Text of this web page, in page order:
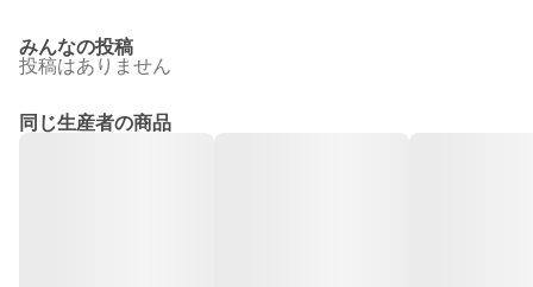
みんなの投稿
投稿はありません
同じ生産者の商品